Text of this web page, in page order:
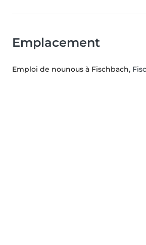
Emplacement
Emploi de nounous à Fischbach,